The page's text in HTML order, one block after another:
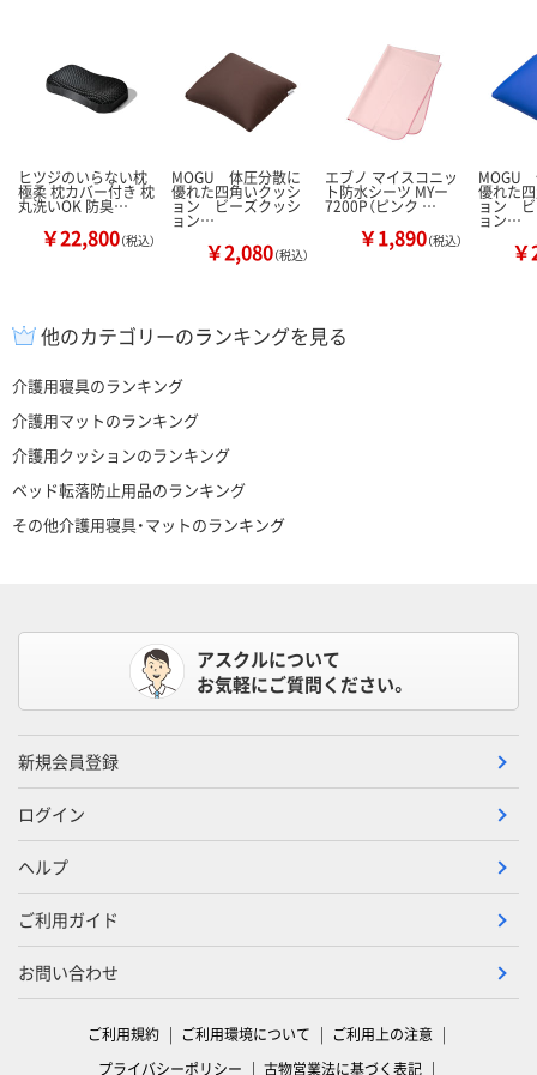
ヒツジのいらない枕
極柔 枕カバー付き 枕
丸洗いOK 防臭…
￥22,800（税込）
MOGU 体圧分散に
優れた四角いクッシ
ョン ビーズクッシ
ョン…
￥2,080（税込）
エブノ マイスコニッ
ト防水シーツ MYー
7200P（ピンク …
￥1,890（税込）
MOGU
優れた
ョン ビ
ョン…
他のカテゴリーのランキングを見る
介護用寝具のランキング
介護用マットのランキング
介護用クッションのランキング
ベッド転落防止用品のランキング
その他介護用寝具・マットのランキング
アスクルについて
お気軽にご質問ください。
新規会員登録
ログイン
ヘルプ
ご利用ガイド
お問い合わせ
ご利用規約 ご利用環境について
ご利用上の注意
プライバシーポリシー
古物営業法に基づく表記